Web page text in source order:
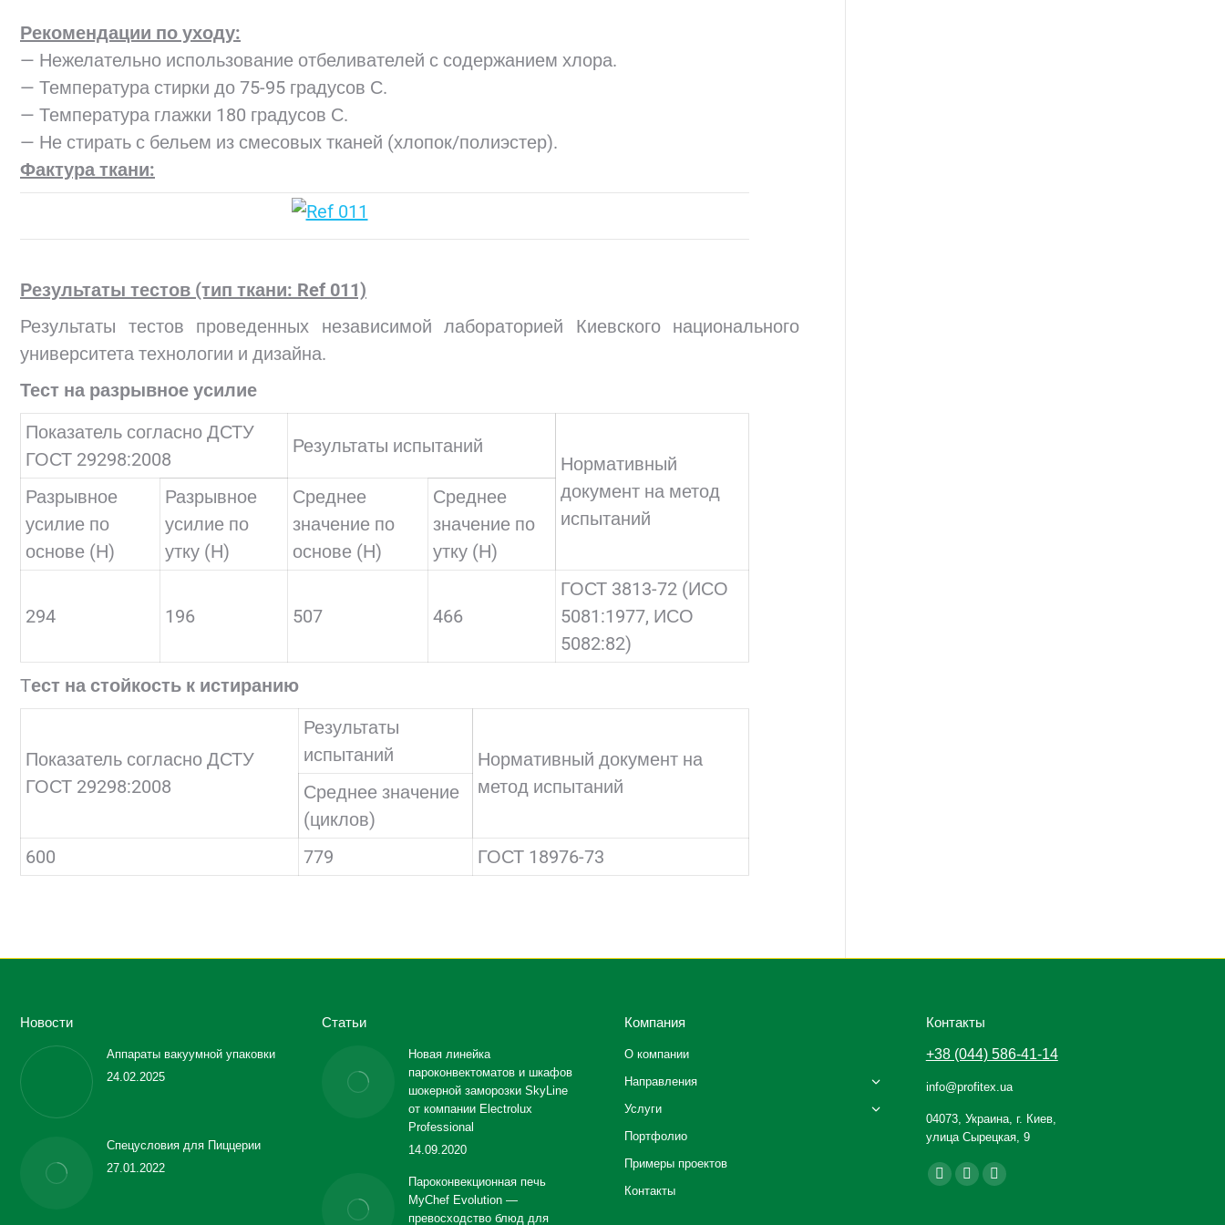
Рекомендации по уходу:
— Нежелательно использование отбеливателей с содержанием хлора.
— Температура стирки до 75-95 градусов С.
— Температура глажки 180 градусов С.
— Не стирать с бельем из смесовых тканей (хлопок/полиэстер).
Фактура ткани:
Результаты тестов (тип ткани: Ref 011)
Результаты тестов проведенных независимой лабораторией Киевского национального
университета технологии и дизайна.
Тест на разрывное усилие
Показатель согласно ДСТУ
ГОСТ 29298:2008
Результаты испытаний
Нормативный
документ на метод
испытаний
Разрывное
усилие по
основе (Н)
Разрывное
усилие по
утку (Н)
Среднее
значение по
основе (Н)
Среднее
значение по
утку (Н)
294 196 507 466
ГОСТ 3813-72 (ИСО
5081:1977, ИСО
5082:82)
Тест на стойкость к истиранию
Показатель согласно ДСТУ
ГОСТ 29298:2008
Результаты
испытаний
Нормативный документ на
метод испытаний
Среднее значение
(циклов)
600
779 ГОСТ 18976-73
Новости
Аппараты вакуумной упаковки
24.02.2025
Спецусловия для Пиццерии
27.01.2022
Статьи
Новая линейка
пароконвектоматов и шкафов
шокерной заморозки SkyLine
от компании Electrolux
Professional
14.09.2020
Пароконвекционная печь
MyChef Evolution —
превосходство блюд для
Компания
О компании
Направления
Услуги
Портфолио
Примеры проектов
Контакты
Контакты
+38 (044) 586-41-14
info@profitex.ua
04073, Украина, г. Киев,
улица Сырецкая, 9
Ищите нас:
Facebook
YouTubeInstagram